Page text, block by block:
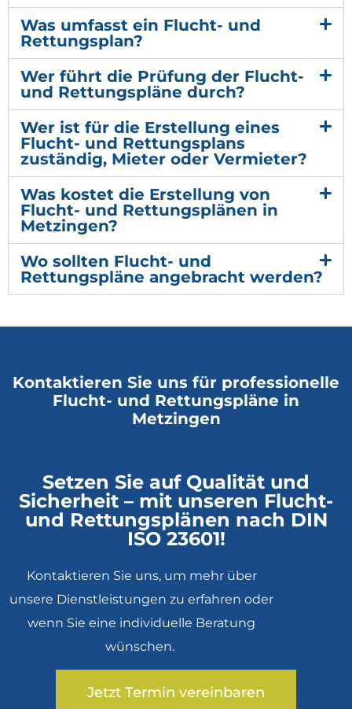
Was umfasst ein Flucht- und
Rettungsplan?
Wer führt die Prüfung der Flucht-
und Rettungspläne durch?
Wer ist für die Erstellung eines
Flucht- und Rettungsplans
zuständig, Mieter oder Vermieter?
Was kostet die Erstellung von
Flucht- und Rettungsplänen in
Metzingen?
Wo sollten Flucht- und
Rettungspläne angebracht werden?
Kontaktieren Sie uns für professionelle
Flucht- und Rettungspläne in
Metzingen
Setzen Sie auf Qualität und
Sicherheit – mit unseren Flucht-
und Rettungsplänen nach DIN
ISO 23601!
Kontaktieren Sie uns, um mehr über
unsere Dienstleistungen zu erfahren oder
wenn Sie eine individuelle Beratung
wünschen.
Jetzt Termin vereinbaren